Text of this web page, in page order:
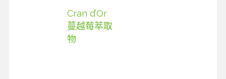
Cran d’Or
蔓越莓萃取
物